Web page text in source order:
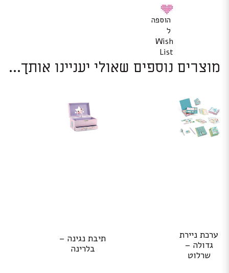
הוספה
ל
Wish
List
מוצרים נוספים שאולי יעניינו אותך...
ערכת ניירת
גדולה –
שרלוט
תיבת נגינה –
בלרינה